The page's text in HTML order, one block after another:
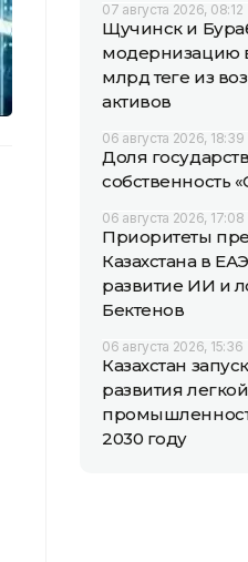
07 августа 2026, 08:12
Щучинск и
модернизацию
млрд теңге из
активов
06 августа 2026, 18:39
Доля
собственность
06 августа 2026, 17:08
Приоритеты
Казахстана в
развитие ИИ и
Бектенов
06 августа 2026, 15:36
Казахстан
развития легкой
2030 году